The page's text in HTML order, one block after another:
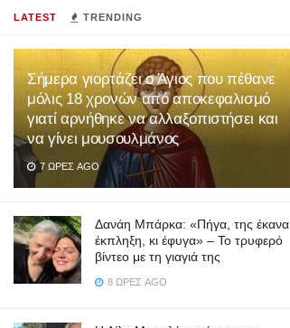
LATEST TRENDING
Σήμερα γιορτάζει ο Άγιος που πέθανε
μόλις 18 χρονών από αποκεφαλισμό
γιατί αρνήθηκε να αλλαξοπιστήσει και
να γίνει μουσουλμάνος
7 ΏΡΕΣ AGO
Δανάη Μπάρκα: «Πήγα, της έκανα
έκπληξη, κι έφυγα» – Το τρυφερό
βίντεο με τη γιαγιά της
8 ΏΡΕΣ AGO